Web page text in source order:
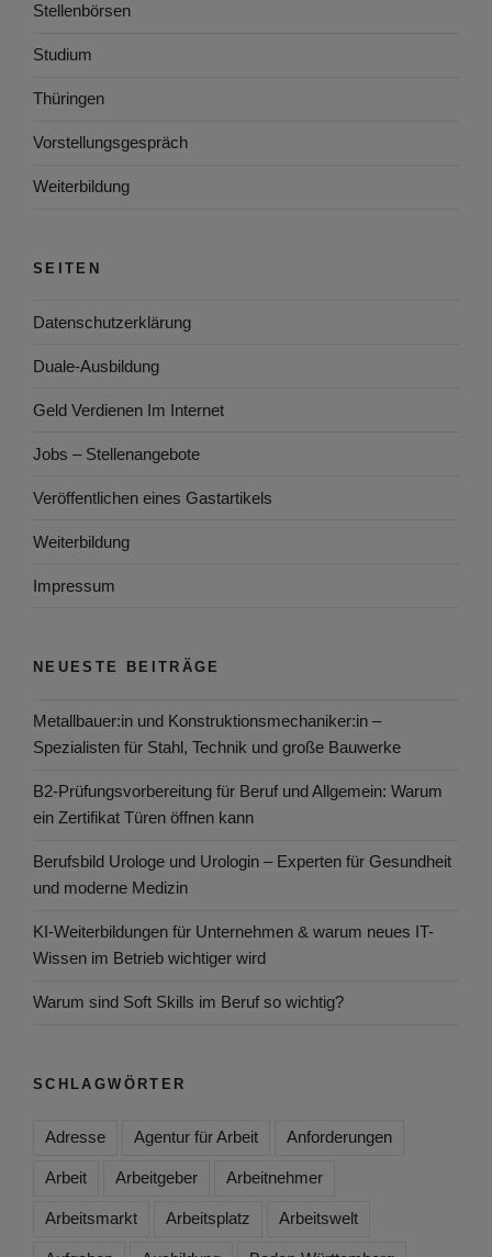
Stellenbörsen
Studium
Thüringen
Vorstellungsgespräch
Weiterbildung
SEITEN
Datenschutzerklärung
Duale-Ausbildung
Geld Verdienen Im Internet
Jobs – Stellenangebote
Veröffentlichen eines Gastartikels
Weiterbildung
Impressum
NEUESTE BEITRÄGE
Metallbauer:in und Konstruktionsmechaniker:in –
Spezialisten für Stahl, Technik und große Bauwerke
B2-Prüfungsvorbereitung für Beruf und Allgemein: Warum
ein Zertifikat Türen öffnen kann
Berufsbild Urologe und Urologin – Experten für Gesundheit
und moderne Medizin
KI-Weiterbildungen für Unternehmen & warum neues IT-
Wissen im Betrieb wichtiger wird
Warum sind Soft Skills im Beruf so wichtig?
SCHLAGWÖRTER
Adresse Agentur für Arbeit Anforderungen
Arbeit Arbeitgeber Arbeitnehmer
Arbeitsmarkt Arbeitsplatz Arbeitswelt